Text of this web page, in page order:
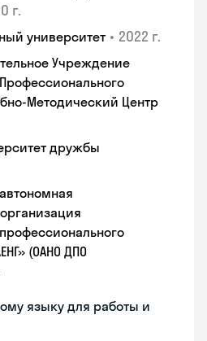
г.
университет • 2022 г.
Учреждение
Методический Центр
дружбы
(ОАНО ДПО
языку для работы и